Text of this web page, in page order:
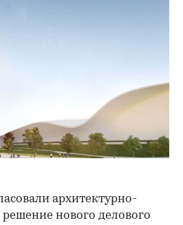
архитектурно-
нового делового